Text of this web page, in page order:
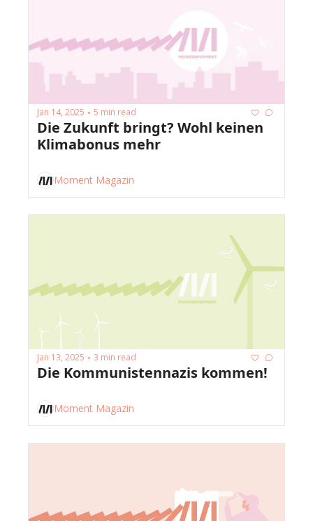
Jan 14, 2025 • 5 min read
Die Zukunft bringt? Wohl keinen
Klimabonus mehr
Moment Magazin
Jan 13, 2025 • 3 min read
Die Kommunistennazis kommen!
Moment Magazin